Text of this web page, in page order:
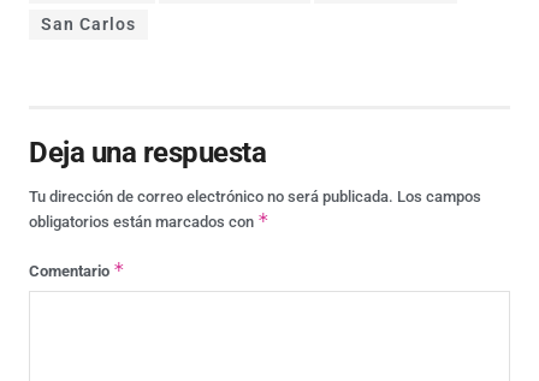
San Carlos
Deja una respuesta
Tu dirección de correo electrónico no será publicada. Los campos
obligatorios están marcados con *
Comentario *